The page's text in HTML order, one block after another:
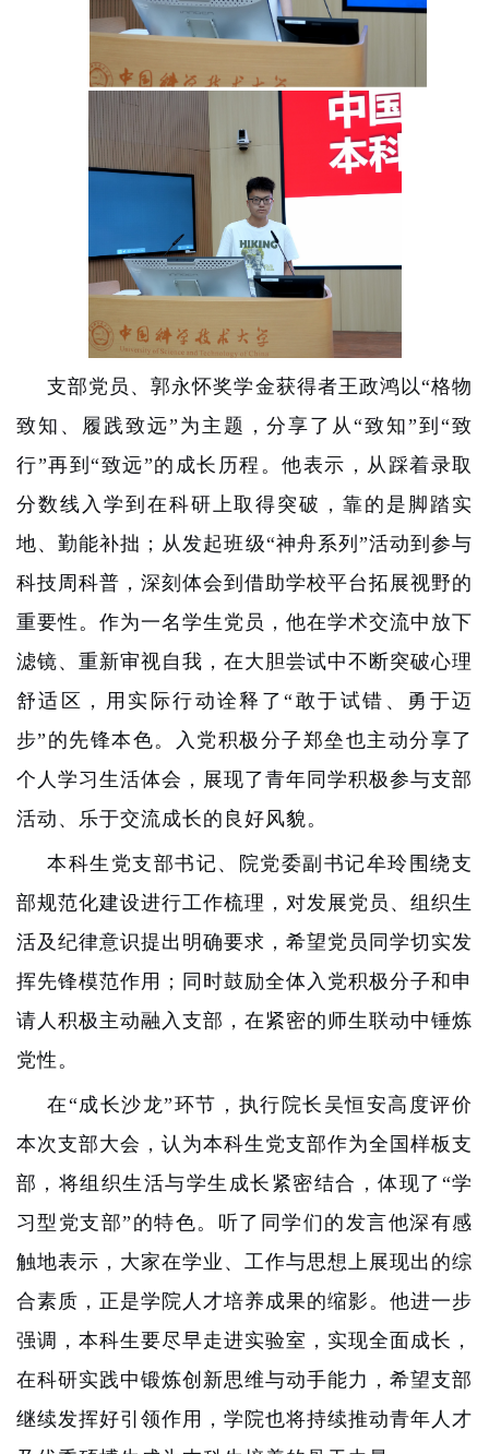
支部党员、郭永怀奖学金获得者王政鸿以“格物
致知、履践致远”为主题，分享了从“致知”到“致
行”再到“致远”的成长历程。他表示，从踩着录取
分数线入学到在科研上取得突破，靠的是脚踏实
地、勤能补拙；从发起班级“神舟系列”活动到参与
科技周科普，深刻体会到借助学校平台拓展视野的
重要性。作为一名学生党员，他在学术交流中放下
滤镜、重新审视自我，在大胆尝试中不断突破心理
舒适区，用实际行动诠释了“敢于试错、勇于迈
步”的先锋本色。入党积极分子郑垒也主动分享了
个人学习生活体会，展现了青年同学积极参与支部
活动、乐于交流成长的良好风貌。
本科生党支部书记、院党委副书记牟玲围绕支
部规范化建设进行工作梳理，对发展党员、组织生
活及纪律意识提出明确要求，希望党员同学切实发
挥先锋模范作用；同时鼓励全体入党积极分子和申
请人积极主动融入支部，在紧密的师生联动中锤炼
党性。
在“成长沙龙”环节，执行院长吴恒安高度评价
本次支部大会，认为本科生党支部作为全国样板支
部，将组织生活与学生成长紧密结合，体现了“学
习型党支部” 的特色。听了同学们的发言他深有感
触地表示，大家在学业、工作与思想上展现出的综
合素质，正是学院人才培养成果的缩影。他进一步
强调，本科生要尽早走进实验室，实现全面成长，
在科研实践中锻炼创新思维与动手能力，希望支部
继续发挥好引领作用，学院也将持续推动青年人才